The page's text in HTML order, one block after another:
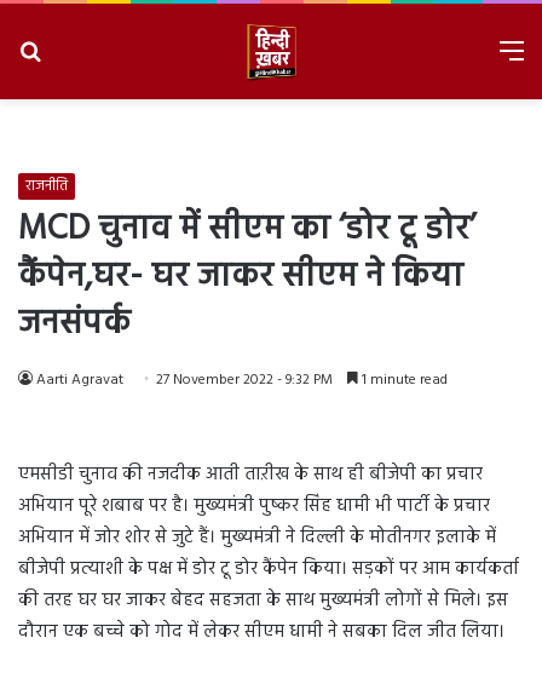
राजनीति
MCD चुनाव में सीएम का ‘डोर टू डोर’
कैंपेन,घर- घर जाकर सीएम ने किया
जनसंपर्क
Aarti Agravat 27 November 2022 - 9:32 PM 1 minute read
एमसीडी चुनाव की नजदीक आती ताऱीख के साथ ही बीजेपी का प्रचार
अभियान पूरे शबाब पर है। मुख्यमंत्री पुष्कर सिंह धामी भी पार्टी के प्रचार
अभियान में जोर शोर से जुटे हैं। मुख्यमंत्री ने दिल्ली के मोतीनगर इलाके में
बीजेपी प्रत्याशी के पक्ष में डोर टू डोर कैंपेन किया। सड़कों पर आम कार्यकर्ता
की तरह घर घर जाकर बेहद सहजता के साथ मुख्यमंत्री लोगों से मिले। इस
दौरान एक बच्चे को गोद में लेकर सीएम धामी ने सबका दिल जीत लिया।